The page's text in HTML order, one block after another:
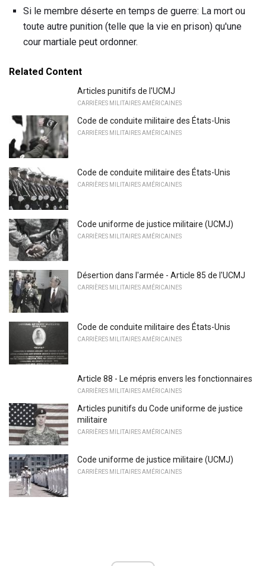
Si le membre déserte en temps de guerre: La mort ou
toute autre punition (telle que la vie en prison) qu'une
cour martiale peut ordonner.
Related Content
Articles punitifs de l'UCMJ
CARRIÈRES MILITAIRES AMÉRICAINES
Code de conduite militaire des États-Unis
CARRIÈRES MILITAIRES AMÉRICAINES
Code de conduite militaire des États-Unis
CARRIÈRES MILITAIRES AMÉRICAINES
Code uniforme de justice militaire (UCMJ)
CARRIÈRES MILITAIRES AMÉRICAINES
Désertion dans l'armée - Article 85 de l'UCMJ
CARRIÈRES MILITAIRES AMÉRICAINES
Code de conduite militaire des États-Unis
CARRIÈRES MILITAIRES AMÉRICAINES
Article 88 - Le mépris envers les fonctionnaires
CARRIÈRES MILITAIRES AMÉRICAINES
Articles punitifs du Code uniforme de justice
militaire
CARRIÈRES MILITAIRES AMÉRICAINES
Code uniforme de justice militaire (UCMJ)
CARRIÈRES MILITAIRES AMÉRICAINES